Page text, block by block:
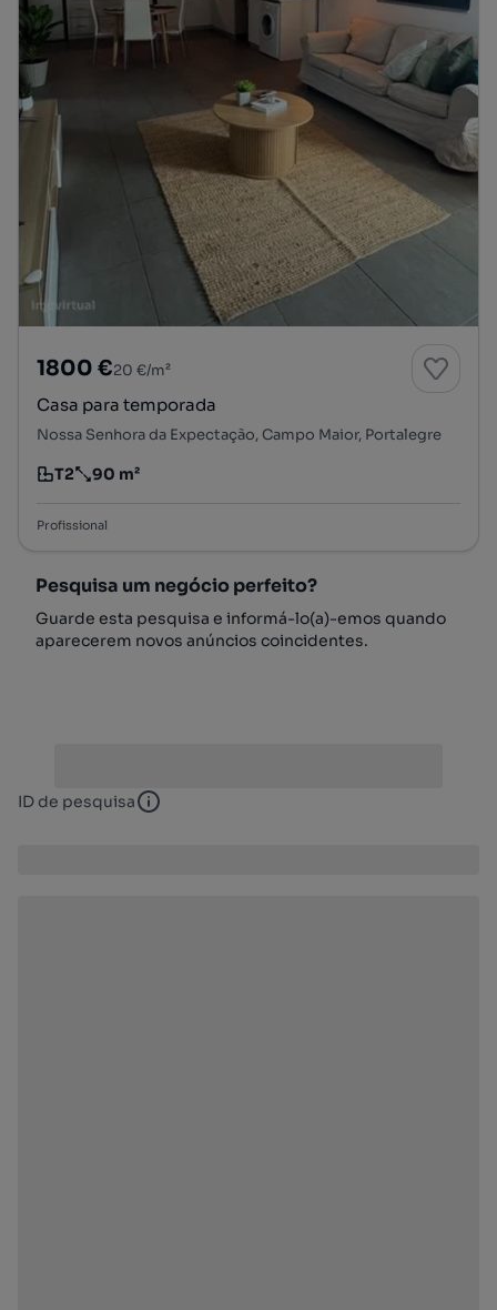
1800 €20 €/m²
Casa para temporada
Nossa Senhora da Expectação, Campo Maior, Portalegre
Tipologia
T2
Preço por metro quadrado
90 m²
Profissional
Pesquisa um negócio perfeito?
Guarde esta pesquisa e informá-lo(a)-emos quando
aparecerem novos anúncios coincidentes.
ID de pesquisa ID de pesquisa